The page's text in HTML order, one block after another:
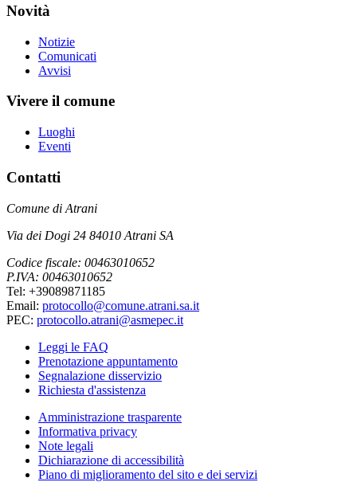
Novità
Notizie
Comunicati
Avvisi
Vivere il comune
Luoghi
Eventi
Contatti
Comune di Atrani
Via dei Dogi 24 84010 Atrani SA
Codice fiscale: 00463010652
P.IVA: 00463010652
Tel: +39089871185
Email: protocollo@comune.atrani.sa.it
PEC: protocollo.atrani@asmepec.it
Leggi le FAQ
Prenotazione appuntamento
Segnalazione disservizio
Richiesta d'assistenza
Amministrazione trasparente
Informativa privacy
Note legali
Dichiarazione di accessibilità
Piano di miglioramento del sito e dei servizi